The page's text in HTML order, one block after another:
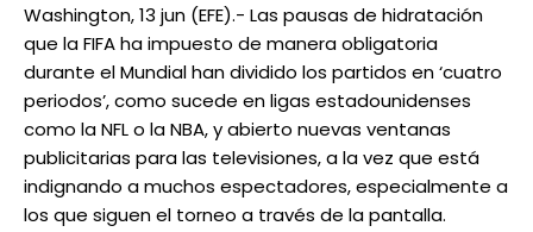
Washington, 13 jun (EFE).- Las pausas de hidratación
que la FIFA ha impuesto de manera obligatoria
durante el Mundial han dividido los partidos en ‘cuatro
periodos’, como sucede en ligas estadounidenses
como la NFL o la NBA, y abierto nuevas ventanas
publicitarias para las televisiones, a la vez que está
indignando a muchos espectadores, especialmente a
los que siguen el torneo a través de la pantalla.